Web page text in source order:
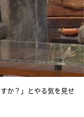
か？」とやる気を見せ